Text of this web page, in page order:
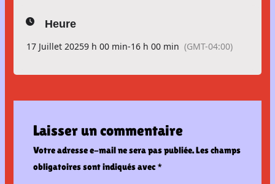
Activité gratuite réservée aux personnes de moins de 36 ans.
Tu dois t’inscrire ici
Heure
17 Juillet 20259 h 00 min-16 h 00 min (GMT-04:00)
Laisser un commentaire
Votre adresse e-mail ne sera pas publiée. Les champs
obligatoires sont indiqués avec*